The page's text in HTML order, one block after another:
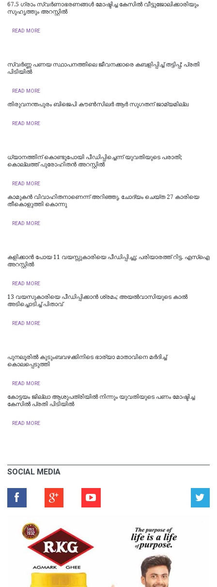
67.5 ഗ്രാം സ്വർണാഭരണങ്ങൾ മോഷ്ടിച്ച കേസിൽ വീട്ടുജോലിക്കാരിയും
സുഹൃത്തും അറസ്റ്റിൽ
READ MORE
സ്വർണ്ണ പണയ സ്ഥാപനത്തിലെ ജീവനക്കാരെ കബളിപ്പിച്ച് തട്ടിപ്പ്; പ്രതി
പിടിയില്‍
READ MORE
തിരുവനന്തപുരം ബിജെപി കൗൺസിലർ ആർ സുഗതന് ജാമ്യമില്ല
READ MORE
ധ്യാനത്തിന് കൊണ്ടുപോയി പീഡിപ്പിച്ചെന്ന് യുവതിയുടെ പരാതി;
കൊല്ലത്ത് പുരോഹിതന്‍ അറസ്റ്റില്‍
READ MORE
കാമുകൻ വിവാഹിതനാണെന്ന് അറിഞ്ഞു, ചോദ്യം ചെയ്ത 27 കാരിയെ
തീകൊളുത്തി കൊന്നു
READ MORE
കളിക്കാൻ പോയ 11 വയസ്സുകാരിയെ പീഡിപ്പിച്ചു; പരിയാരത്ത് റിട്ട. എസ്ഐ
അറസ്റ്റിൽ
READ MORE
13 വയസുകാരിയെ പീഡിപ്പിക്കാൻ ശ്രമം; അയല്‍വാസിയുടെ കാല്‍
അടിച്ചൊടിച്ച് പിതാവ്
READ MORE
പുനലൂരിൽ കുടുംബവഴക്കിനിടെ ഭാര്യാ മാതാവിനെ മർദിച്ച്
കൊലപ്പെടുത്തി
READ MORE
കോട്ടയം ജില്ലാ ആശുപത്രിയിൽ നിന്നും യുവതിയുടെ പണം മോഷ്ടിച്ച
കേസിൽ പ്രതി പിടിയിൽ
READ MORE
SOCIAL MEDIA